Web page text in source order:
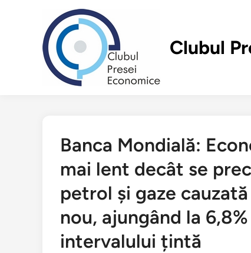
содержимому
Clubul
Banca Mondială:
mai lent decât se
petrol și gaze
nou, ajungând la
intervalului țintă